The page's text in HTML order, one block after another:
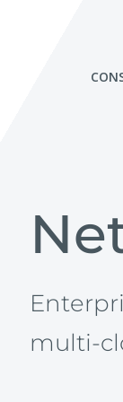
multi-